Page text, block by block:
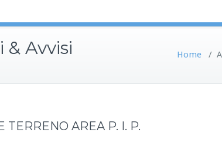
Avvisi Home /
AREA P. I. P.